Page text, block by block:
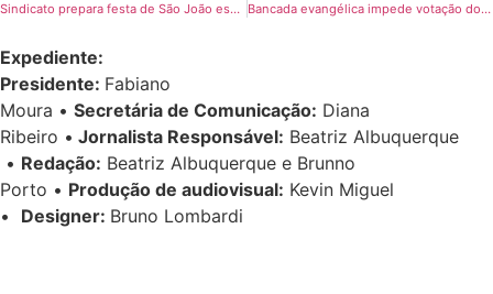
Sindicato prepara festa de São João especial para os bancários Bancada evangélica impede votação do PL 122
Expediente:
Presidente: Fabiano
Moura • Secretária de Comunicação: Diana
Ribeiro • Jornalista Responsável: Beatriz Albuquerque
• Redação: Beatriz Albuquerque e Brunno
Porto • Produção de audiovisual: Kevin Miguel
•
Designer: Bruno Lombardi